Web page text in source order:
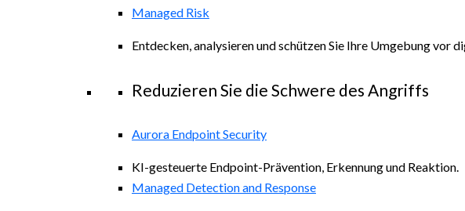
Managed Risk
Entdecken, analysieren und schützen Sie Ihre Umgebung vor
Reduzieren Sie die Schwere des Angriffs
Aurora Endpoint Security
KI-gesteuerte Endpoint-Prävention, Erkennung und Reaktion.
Managed Detection and Response